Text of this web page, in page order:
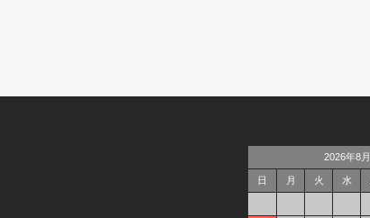
2026年8月
日 月 火 水